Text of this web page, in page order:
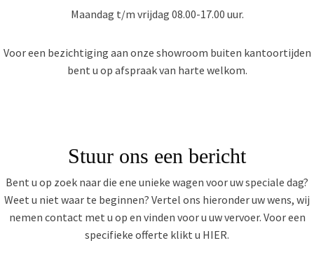
Maandag t/m vrijdag 08.00-17.00 uur.
Voor een bezichtiging aan onze showroom buiten kantoortijden
bent u op afspraak van harte welkom.
Stuur ons een bericht
Bent u op zoek naar die ene unieke wagen voor uw speciale dag?
Weet u niet waar te beginnen? Vertel ons hieronder uw wens, wij
nemen contact met u op en vinden voor u uw vervoer. Voor een
specifieke offerte klikt u HIER.